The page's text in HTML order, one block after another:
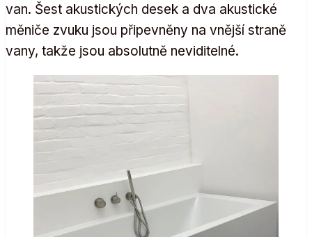
van. Šest akustických desek a dva akustické
měniče zvuku jsou připevněny na vnější straně
vany, takže jsou absolutně neviditelné.